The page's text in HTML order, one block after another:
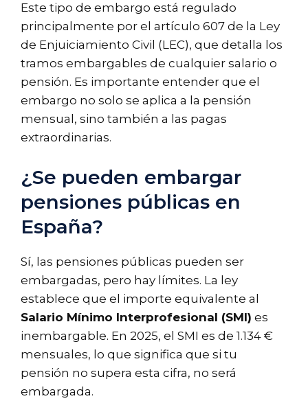
Este tipo de embargo está regulado
principalmente por el artículo 607 de la Ley
de Enjuiciamiento Civil (LEC), que detalla los
tramos embargables de cualquier salario o
pensión. Es importante entender que el
embargo no solo se aplica a la pensión
mensual, sino también a las pagas
extraordinarias.
¿Se pueden embargar
pensiones públicas en
España?
Sí, las pensiones públicas pueden ser
embargadas, pero hay límites. La ley
establece que el importe equivalente al
Salario Mínimo Interprofesional (SMI) es
inembargable. En 2025, el SMI es de 1.134 €
mensuales, lo que significa que si tu
pensión no supera esta cifra, no será
embargada.